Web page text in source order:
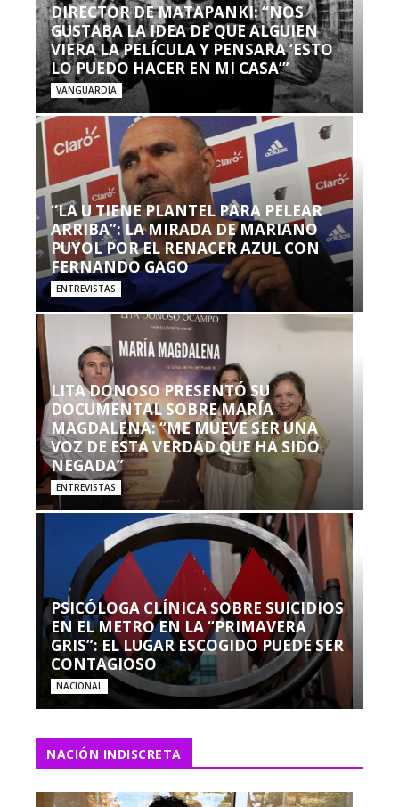
DIRECTOR DE MATAPANKI: “NOS
GUSTABA LA IDEA DE QUE ALGUIEN
VIERA LA PELÍCULA Y PENSARA ‘ESTO
LO PUEDO HACER EN MI CASA’”
VANGUARDIA
“LA U TIENE PLANTEL PARA PELEAR
ARRIBA”: LA MIRADA DE MARIANO
PUYOL POR EL RENACER AZUL CON
FERNANDO GAGO
ENTREVISTAS
LITA DONOSO PRESENTÓ SU
DOCUMENTAL SOBRE MARÍA
MAGDALENA: “ME MUEVE SER UNA
VOZ DE ESTA VERDAD QUE HA SIDO
NEGADA”
ENTREVISTAS
PSICÓLOGA CLÍNICA SOBRE SUICIDIOS
EN EL METRO EN LA “PRIMAVERA
GRIS”: EL LUGAR ESCOGIDO PUEDE SER
CONTAGIOSO
NACIONAL
NACIÓN INDISCRETA